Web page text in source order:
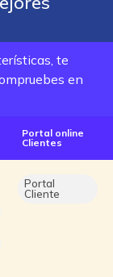
te
en
Portal online
Clientes
Portal
Cliente